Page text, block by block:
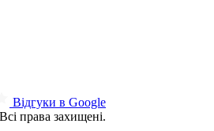
Відгуки в Google
права захищені.